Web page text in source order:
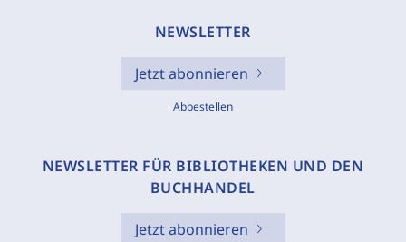
NEWSLETTER
Jetzt abonnieren
Abbestellen
NEWSLETTER FÜR BIBLIOTHEKEN UND DEN
BUCHHANDEL
Jetzt abonnieren